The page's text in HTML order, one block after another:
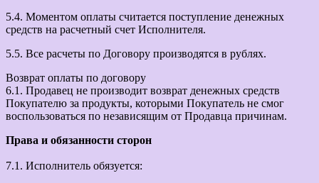
5.4. Моментом оплаты считается поступление денежных
средств на расчетный счет Исполнителя.
5.5. Все расчеты по Договору производятся в рублях.
Возврат оплаты по договору
6.1. Продавец не производит возврат денежных средств
Покупателю за продукты, которыми Покупатель не смог
воспользоваться по независящим от Продавца причинам.
Права и обязанности сторон
7.1. Исполнитель обязуется: